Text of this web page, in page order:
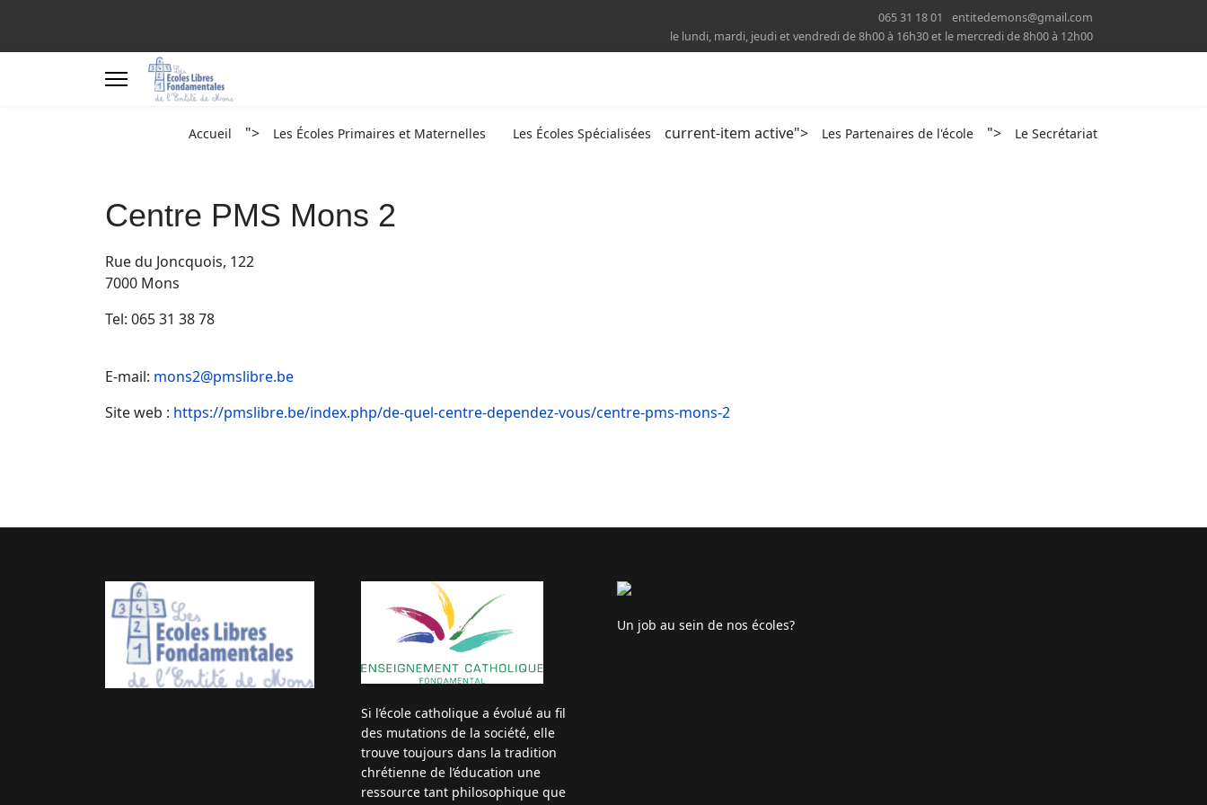
065 31 18 01
entitedemons@gmail.com
le lundi, mardi, jeudi et vendredi de 8h00 à 16h30 et le mercredi de 8h00 à 12h00
Accueil "> Les Écoles Primaires et Maternelles Les Écoles Spécialisées current-item active"> Les Partenaires de l'école "> Le Secrétariat
Centre PMS Mons 2
Rue du Joncquois, 122
7000 Mons
Tel: 065 31 38 78
E-mail: mons2@pmslibre.be
Site web : https://pmslibre.be/index.php/de-quel-centre-dependez-vous/centre-pms-mons-2
Si l’école catholique a évolué au fil
des mutations de la société, elle
trouve toujours dans la tradition
chrétienne de l’éducation une
ressource tant philosophique que
Un job au sein de nos écoles?